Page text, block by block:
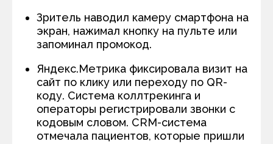
Зритель наводил камеру смартфона на
экран, нажимал кнопку на пульте или
запоминал промокод.
Яндекс.Метрика фиксировала визит на
сайт по клику или переходу по QR-
коду. Система коллтрекинга и
операторы регистрировали звонки с
кодовым словом. CRM-система
отмечала пациентов, которые пришли